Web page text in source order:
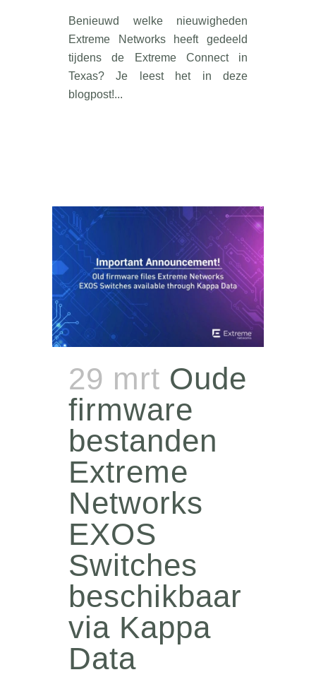
Benieuwd welke nieuwigheden
Extreme Networks heeft gedeeld
tijdens de Extreme Connect in
Texas? Je leest het in deze
blogpost!...
29 mrt Oude
firmware
bestanden
Extreme
Networks
EXOS
Switches
beschikbaar
via Kappa
Data